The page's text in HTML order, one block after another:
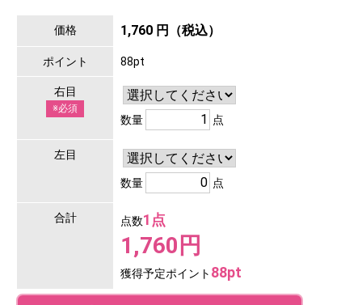
価格 1,760 円（税込）
ポイント 88pt
右目
※必須
数量 点
左目
数量 点
合計 点数1点
1,760円
獲得予定ポイント 88pt